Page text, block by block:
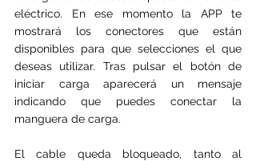
eléctrico. En ese momento la APP te
mostrará los conectores que están
disponibles para que selecciones el que
deseas utilizar. Tras pulsar el botón de
iniciar carga aparecerá un mensaje
indicando que puedes conectar la
manguera de carga.
El cable queda bloqueado, tanto al